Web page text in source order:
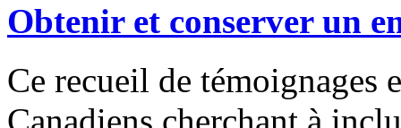
Obtenir et conserver un
Ce recueil de témoignages